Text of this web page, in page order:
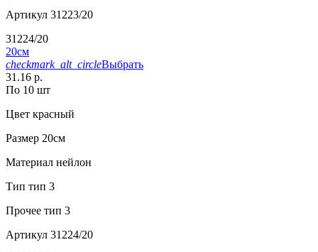
Артикул 31223/20
31224/20
20см
checkmark_alt_circleВыбрать
31.16 р.
По 10 шт
Цвет красный
Размер 20см
Материал нейлон
Тип тип 3
Прочее тип 3
Артикул 31224/20